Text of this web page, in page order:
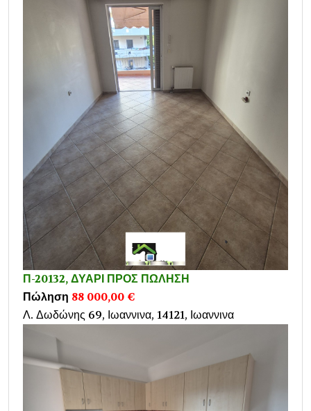
Π-20132, ΔΥΑΡΙ ΠΡΟΣ ΠΩΛΗΣΗ
Πώληση 88 000,00 €
Λ. Δωδώνης 69, Ιωαννινα, 14121, Ιωαννινα